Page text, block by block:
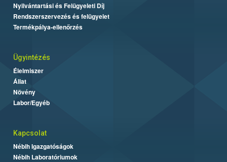
Nyilvántartási és Felügyeleti Díj
Rendszerszervezés és felügyelet
Termékpálya-ellenőrzés
Ügyintézés
Élelmiszer
Állat
Növény
Labor/Egyéb
Kapcsolat
Nébih Igazgatóságok
Nébih Laboratóriumok